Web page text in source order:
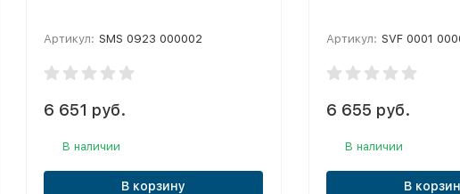
Артикул: SMS 0923 000002
6 651 руб.
В наличии
В корзину
Артикул: SVF 0001
6 655 руб.
В наличии
В